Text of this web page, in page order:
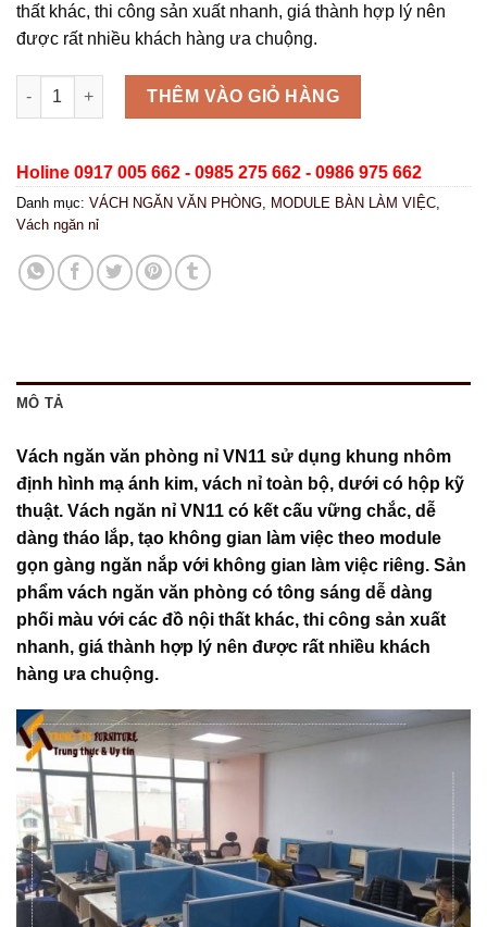
thất khác, thi công sản xuất nhanh, giá thành hợp lý nên
được rất nhiều khách hàng ưa chuộng.
Vách ngăn nỉ VN11 số lượng
THÊM VÀO GIỎ HÀNG
Holine 0917 005 662 - 0985 275 662 - 0986 975 662
Danh mục: VÁCH NGĂN VĂN PHÒNG MODULE BÀN LÀM VIỆC
Vách ngăn nỉ
MÔ TẢ
Vách ngăn văn phòng nỉ VN11 sử dụng khung nhôm
định hình mạ ánh kim, vách nỉ toàn bộ, dưới có hộp kỹ
thuật. Vách ngăn nỉ VN11 có kết cấu vững chắc, dễ
dàng tháo lắp, tạo không gian làm việc theo module
gọn gàng ngăn nắp với không gian làm việc riêng. Sản
phẩm vách ngăn văn phòng có tông sáng dễ dàng
phối màu với các đồ nội thất khác, thi công sản xuất
nhanh, giá thành hợp lý nên được rất nhiều khách
hàng ưa chuộng.